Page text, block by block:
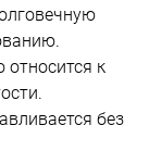
к
без